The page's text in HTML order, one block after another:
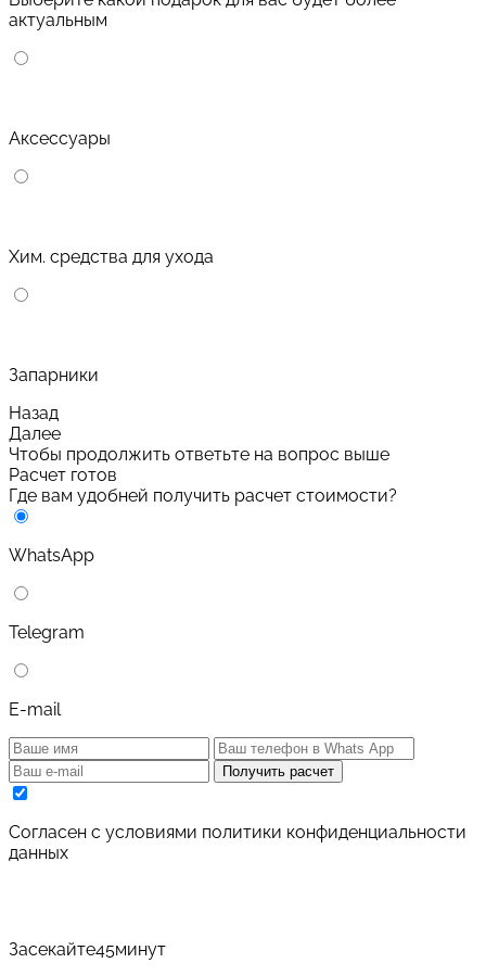
актуальным
Аксессуары
Хим. средства для ухода
Запарники
Назад
Далее
Чтобы продолжить ответьте на вопрос выше
Расчет готов
Где вам удобней получить расчет стоимости?
WhatsApp
Telegram
E-mail
Получить расчет
Cогласен с условиями политики конфиденциальности
данных
Засекайте45минут